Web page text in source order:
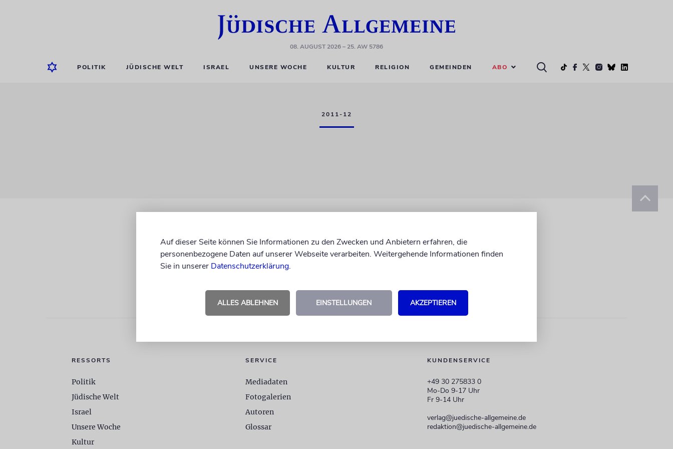
08. AUGUST 2026– 25. AW 5786
POLITIK JÜDISCHE WELT ISRAEL UNSERE WOCHE KULTUR RELIGION GEMEINDEN ABO
2011-12
KUNDENSERVICE
+49 30 275833 0
Mo-Do 9-17 Uhr
Fr 9-14 Uhr
verlag@juedische-allgemeine.de
redaktion@juedische-allgemeine.de
RESSORTS
Politik
Jüdische Welt
Israel
Unsere Woche
Kultur
SERVICE
Mediadaten
Fotogalerien
Autoren
Glossar
Auf dieser Seite können Sie Informationen zu den Zwecken und Anbietern erfahren, die
personenbezogene Daten auf unserer Webseite verarbeiten. Weitergehende Informationen finden
Sie in unserer Datenschutzerklärung.
ALLES ABLEHNEN EINSTELLUNGEN AKZEPTIEREN